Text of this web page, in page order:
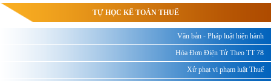
TỰ HỌC KẾ TOÁN THUẾ
Văn bản - Pháp luật hiện hành
Hóa Đơn Điện Tử Theo TT 78
Xử phạt vi phạm luật Thuế